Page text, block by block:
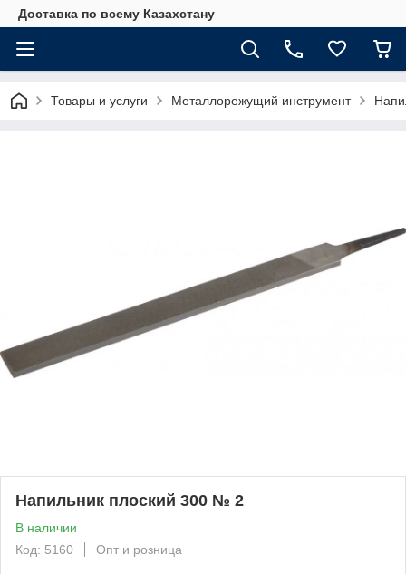
Доставка по всему Казахстану
Товары и услуги Металлорежущий инструмент
Напильник плоский 300 № 2
В наличии
Код: 5160
Опт и розница